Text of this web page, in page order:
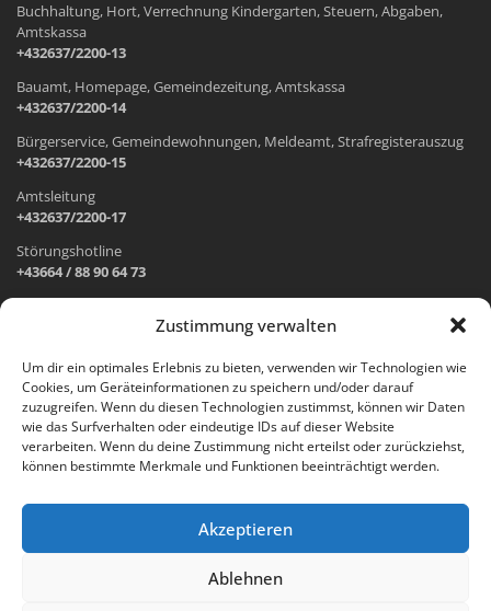
Zustimmung verwalten
Um dir ein optimales Erlebnis zu bieten, verwenden wir Technologien wie
Cookies, um Geräteinformationen zu speichern und/oder darauf
zuzugreifen. Wenn du diesen Technologien zustimmst, können wir Daten
wie das Surfverhalten oder eindeutige IDs auf dieser Website
verarbeiten. Wenn du deine Zustimmung nicht erteilst oder zurückziehst,
können bestimmte Merkmale und Funktionen beeinträchtigt werden.
Akzeptieren
Ablehnen
Buchhaltung, Hort, Verrechnung Kindergarten, Steuern, Abgaben,
Amtskassa
+432637/2200-13
Bauamt, Homepage, Gemeindezeitung, Amtskassa
+432637/2200-14
Bürgerservice, Gemeindewohnungen, Meldeamt, Strafregisterauszug
+432637/2200-15
Amtsleitung
+432637/2200-17
Störungshotline
+43664 / 88 90 64 73
Wr. Neustädter Straße 1
2733 Grünbach am Schneeberg
Öffnungszeiten Gemeindeamt:
Montag: 8.00 – 12.00 Uhr und 14.00 – 18.00 Uhr
Freitag: 8.00 – 12.00 Uhr
Email: